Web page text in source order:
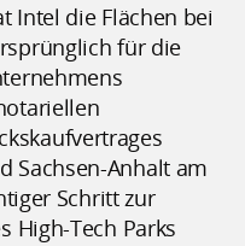
Intel die Flächen bei
für die
Sachsen-Anhalt am
Schritt zur
High-Tech Parks